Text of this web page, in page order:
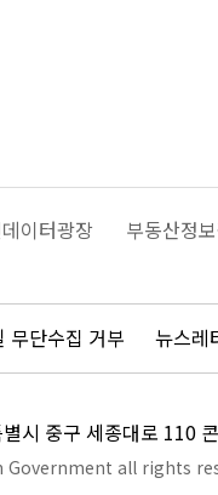
이터광장 부동산정
무단수집 거부 뉴스레
시 중구 세종대로 110
all rights